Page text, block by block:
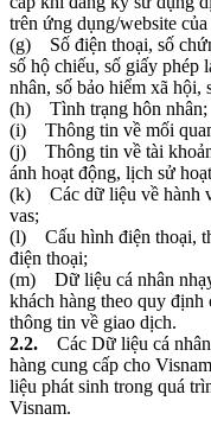
trên ứng dụng/website
(g) Số điện thoại, số
số hộ chiếu, số giấy phép
nhân, số bảo hiểm xã hội,
(h) Tình trạng hôn nhân;
(i) Thông tin về mối
(j) Thông tin về tài khoản
ánh hoạt động, lịch sử
(k) Các dữ liệu về hành
vas;
(l) Cấu hình điện thoại,
điện thoại;
(m) Dữ liệu cá nhân
khách hàng theo quy định
thông tin về giao dịch.
2.2. Các Dữ liệu cá
hàng cung cấp cho
liệu phát sinh trong quá
Visnam.